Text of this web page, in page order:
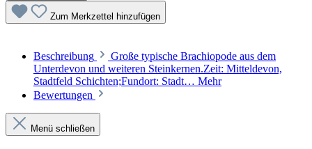
Zum Merkzettel hinzufügen
Beschreibung
Große typische Brachiopode aus dem
Unterdevon und weiteren Steinkernen.Zeit: Mitteldevon,
Stadtfeld Schichten;Fundort: Stadt… Mehr
Bewertungen
Menü schließen